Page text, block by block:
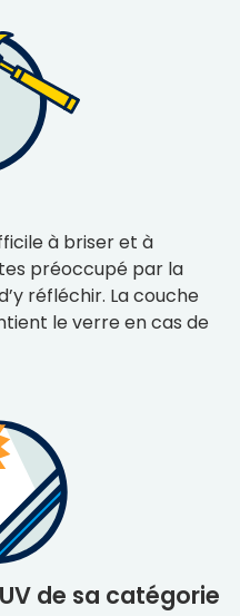
à briser et à
préoccupé par la
réfléchir. La couche
le verre en cas de
de sa catégorie